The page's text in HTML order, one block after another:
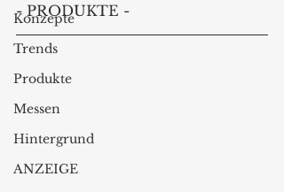
Konzepte
Trends
Produkte
Messen
Hintergrund
ANZEIGE
- PRODUKTE -